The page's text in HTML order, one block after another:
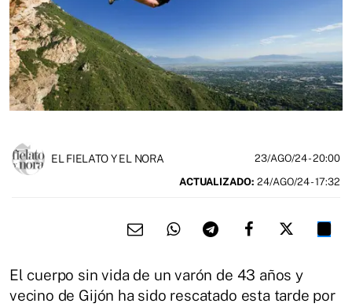
EL FIELATO Y EL NORA 23/AGO/24- 20:00
ACTUALIZADO: 24/AGO/24 - 17:32
El cuerpo sin vida de un varón de 43 años y
vecino de Gijón ha sido rescatado esta tarde por